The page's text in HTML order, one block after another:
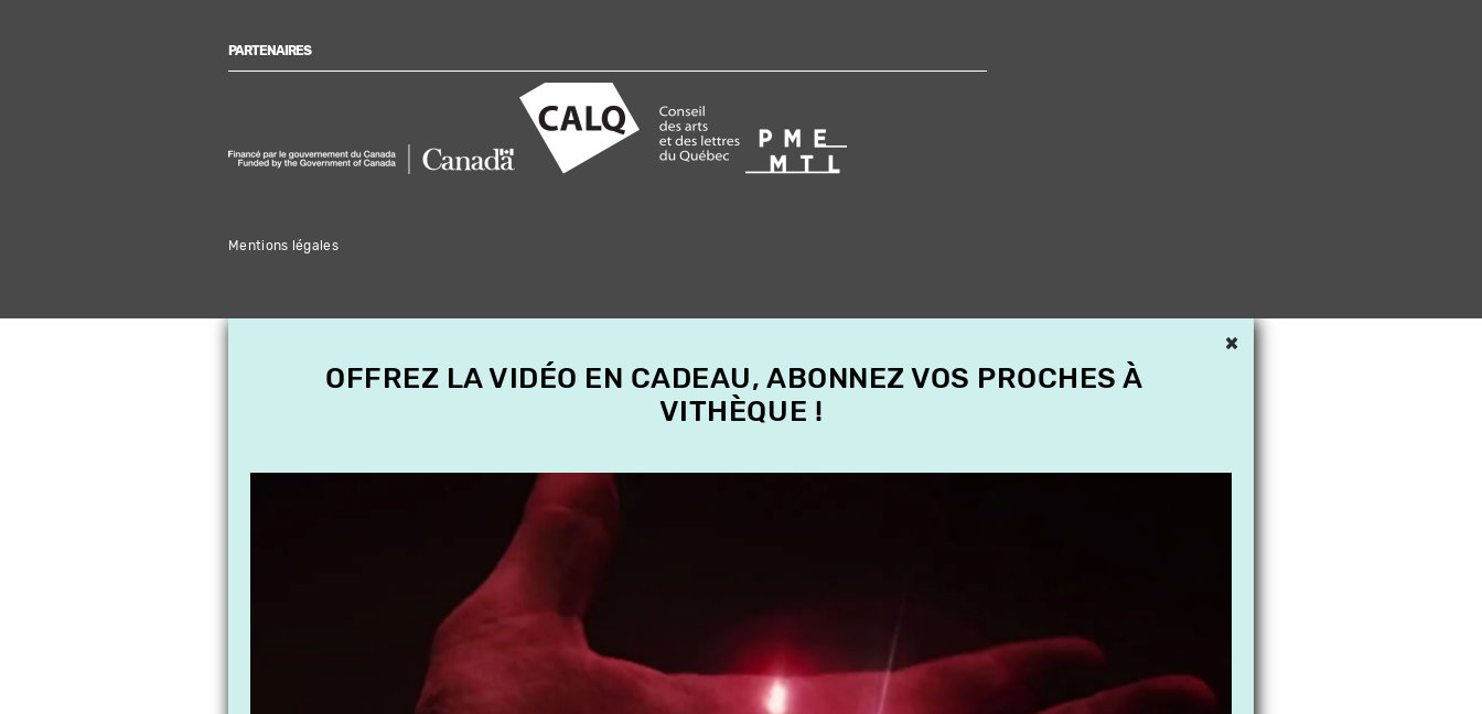
PARTENAIRES
Mentions légales
×
OFFREZ LA VIDÉO EN CADEAU, ABONNEZ VOS PROCHES À
VITHÈQUE !